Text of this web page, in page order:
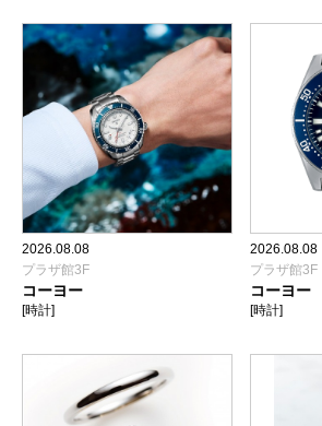
2026.08.08
プラザ館3F
コーヨー
[時計]
2026.08.08
プラザ館3F
コーヨー
[時計]